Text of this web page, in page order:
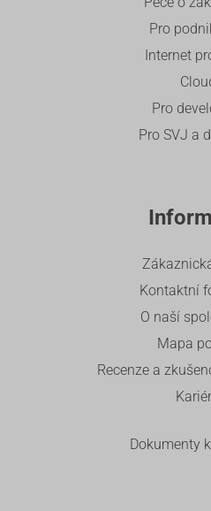
Pro
Internet
Pro
Pro SVJ a
Kontaktní
O naší
Mapa
Recenze a
Dokumenty